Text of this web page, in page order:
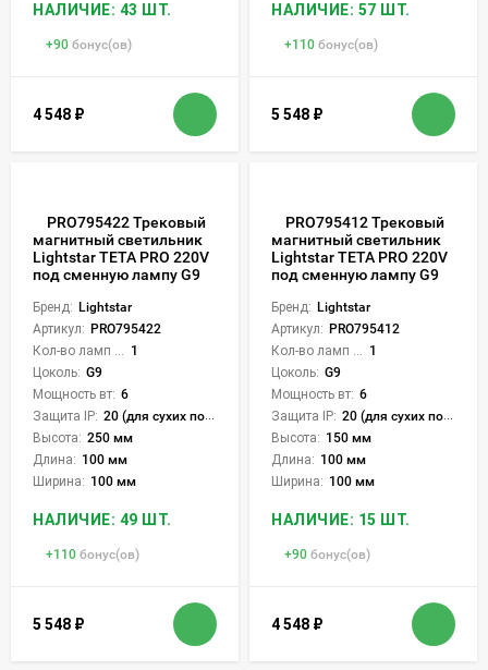
НАЛИЧИЕ: 43 ШТ.
+90 бонус(ов)
4 548 ₽
НАЛИЧИЕ: 57 ШТ.
+110 бонус(ов)
5 548 ₽
PRO795422 Трековый
магнитный светильник
Lightstar TETA PRO 220V
под сменную лампу G9
Бренд: Lightstar
Артикул: PRO795422
Кол-во ламп или LED: 1
Цоколь: G9
Мощность вт: 6
Защита IP: 20 (для сухих пом.)
Высота: 250 мм
Длина: 100 мм
Ширина: 100 мм
НАЛИЧИЕ: 49 ШТ.
+110 бонус(ов)
5 548 ₽
PRO795412 Трековый
магнитный светильник
Lightstar TETA PRO 220V
под сменную лампу G9
Бренд: Lightstar
Артикул: PRO795412
Кол-во ламп или LED: 1
Цоколь: G9
Мощность вт: 6
Защита IP: 20 (для сухих пом.)
Высота: 150 мм
Длина: 100 мм
Ширина: 100 мм
НАЛИЧИЕ: 15 ШТ.
+90 бонус(ов)
4 548 ₽